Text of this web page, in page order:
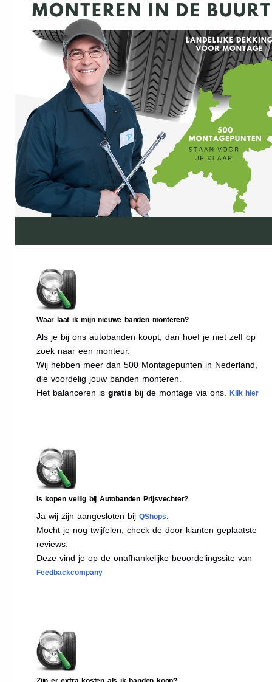
Waar laat ik mijn nieuwe banden monteren?
Als je bij ons autobanden koopt, dan hoef je niet zelf op
zoek naar een monteur.
Wij hebben meer dan 500 Montagepunten in Nederland,
die voordelig jouw banden monteren.
Het balanceren is gratis bij de montage via ons. Klik hier
Is kopen veilig bij Autobanden Prijsvechter?
Ja wij zijn aangesloten bij QShops
Mocht je nog twijfelen, check de door klanten geplaatste
reviews.
Deze vind je op de onafhankelijke beoordelingssite van
Feedbackcompany